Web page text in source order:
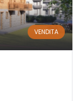
VENDITA